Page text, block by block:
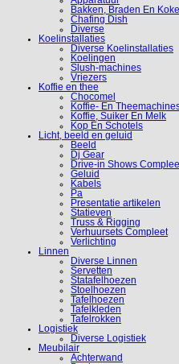
Bakken, Braden En
Chafing Dish
Diverse
Koelinstallaties
Diverse Koelinstallaties
Koelingen
Slush-machines
Vriezers
Koffie en thee
Chocomel
Koffie- En
Koffie, Suiker En Melk
Kop En Schotels
Licht, beeld en geluid
Beeld
Dj Gear
Drive-in Shows
Geluid
Kabels
Pa
Presentatie artikelen
Statieven
Truss & Rigging
Verhuursets Compleet
Verlichting
Linnen
Diverse Linnen
Servetten
Statafelhoezen
Stoelhoezen
Tafelhoezen
Tafelkleden
Tafelrokken
Logistiek
Diverse Logistiek
Meubilair
Achterwand